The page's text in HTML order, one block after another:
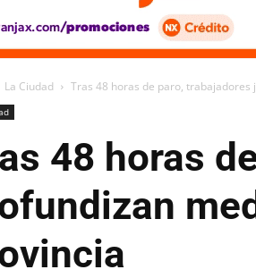
La Ciudad Tras 48 horas de paro,
48 horas